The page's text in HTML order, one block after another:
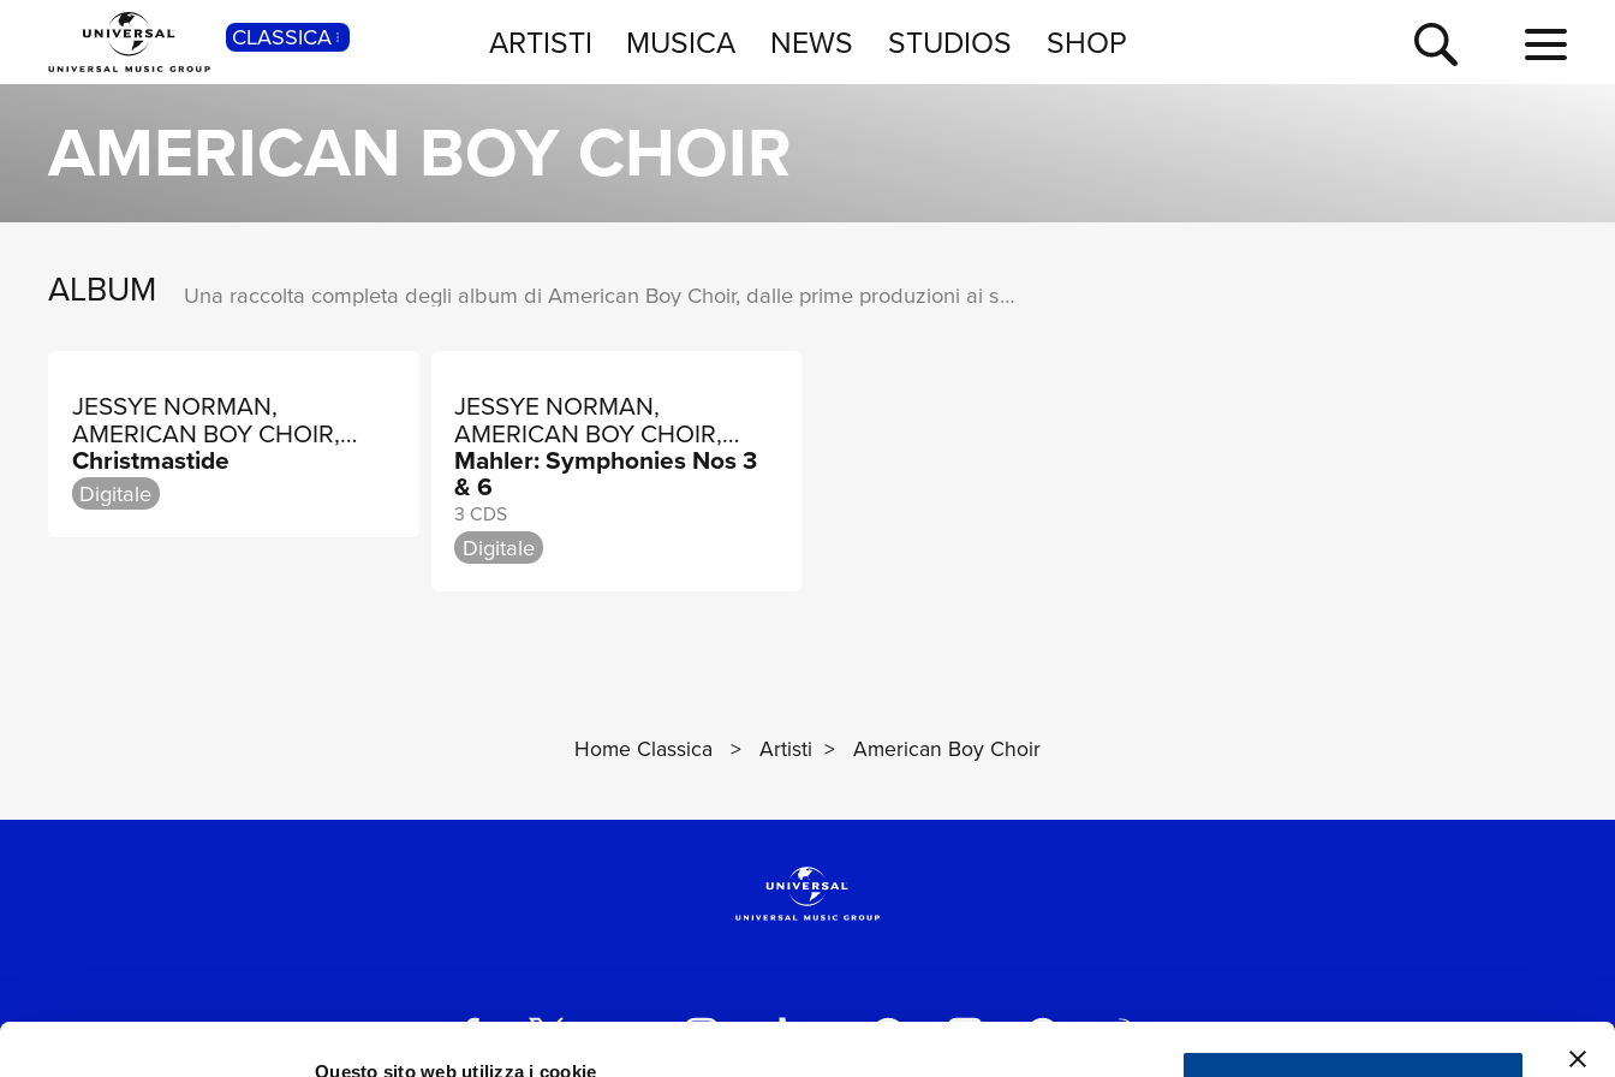
Questo sito web utilizza i cookie
CLASSICA ARTISTI MUSICA NEWS STUDIOS SHOP
AMERICAN BOY CHOIR
ALBUM Una raccolta completa degli album di American Boy Choir, dalle prime produzioni ai successi più recenti.
JESSYE NORMAN,
AMERICAN BOY CHOIR,
NEW YORK CHORAL
SOCIETY
Christmastide
Digitale
JESSYE NORMAN,
AMERICAN BOY CHOIR,
TANGLEWOOD FESTIVAL
CHORUS
Mahler: Symphonies Nos 3
& 6
3 CDS
Digitale
Home Classica > Artisti > American Boy Choir
POP
Cantautori, Dance...
STUDIOS
SHOP
TOUR